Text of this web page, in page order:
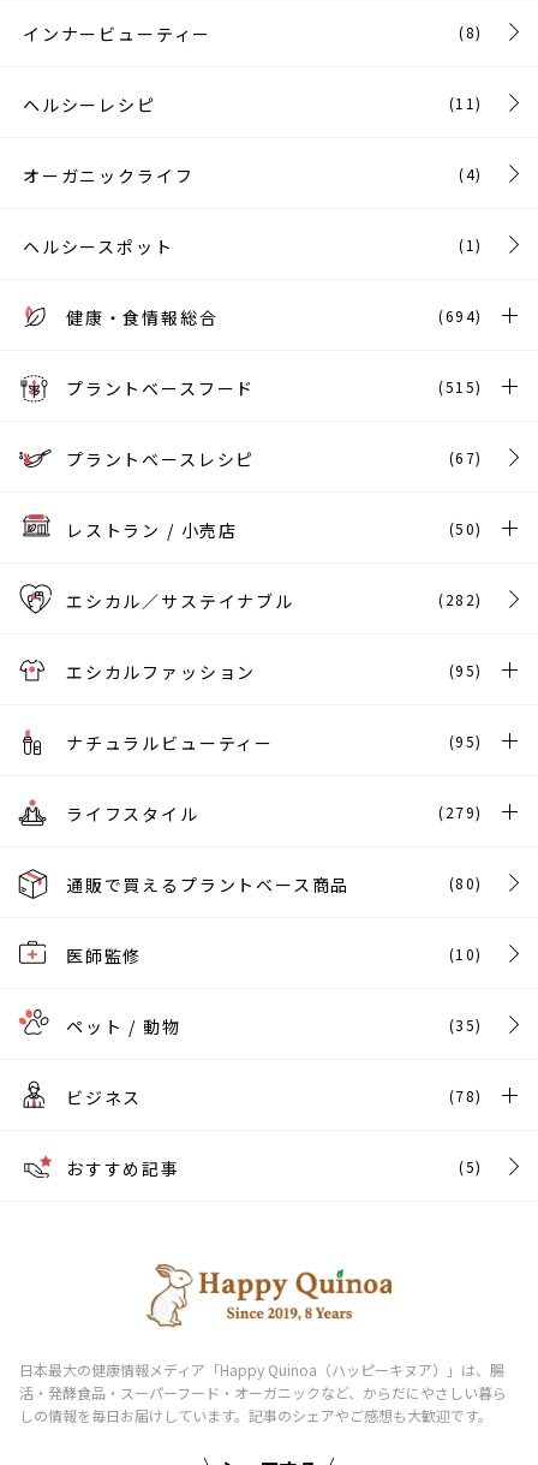
インナービューティー (8)
ヘルシーレシピ (11)
オーガニックライフ (4)
ヘルシースポット (1)
健康・食情報総合 (694)
プラントベースフード (515)
プラントベースレシピ (67)
レストラン / 小売店 (50)
エシカル／サステイナブル (282)
エシカルファッション (95)
ナチュラルビューティー (95)
ライフスタイル (279)
通販で買えるプラントベース商品 (80)
医師監修 (10)
ペット / 動物 (35)
ビジネス (78)
おすすめ記事 (5)